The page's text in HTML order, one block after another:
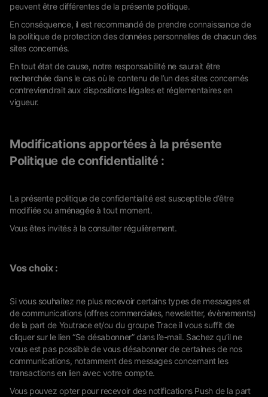
peuvent être différentes de la présente politique.
En conséquence, il est recommandé de prendre connaissance de
la politique de protection des données personnelles de chacun des
sites concernés.
En tout état de cause, notre responsabilité ne saurait être
recherchée dans le cas où le contenu de l’un des sites concernés
contreviendrait aux dispositions légales et réglementaires en
vigueur.
Modifications apportées à la présente
Politique de confidentialité :
La présente politique de confidentialité est susceptible d’être
modifiée ou aménagée à tout moment.
Vous êtes invités à la consulter régulièrement.
Vos choix :
Si vous souhaitez ne plus recevoir certains types de messages et
de communications (offres commerciales, newsletter, évènements)
de la part de Youtrace et/ou du groupe Trace il vous suffit de
cliquer sur le lien “Se désabonner” dans l’e-mail. Sachez qu’il ne
vous est pas possible de vous désabonner de certaines de nos
communications, notamment des messages concernant les
transactions en lien avec votre compte.
Vous pouvez opter pour recevoir des notifications Push de la part